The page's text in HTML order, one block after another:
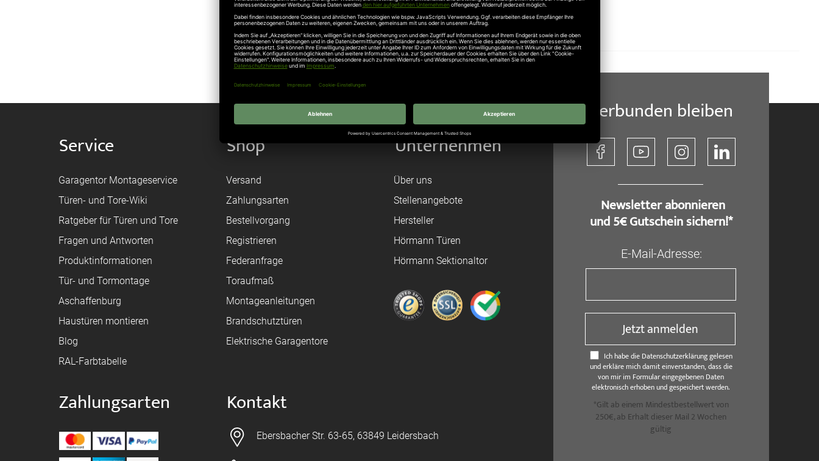
Teckentrup Sektionaltor Aktion
Service
Garagentor Montageservice
Türen- und Tore-Wiki
Ratgeber für Türen und Tore
Fragen und Antworten
Produktinformationen
Tür- und Tormontage
Aschaffenburg
Haustüren montieren
Blog
RAL-Farbtabelle
Shop
Versand
Zahlungsarten
Bestellvorgang
Registrieren
Federanfrage
Toraufmaß
Montageanleitungen
Brandschutztüren
Elektrische Garagentore
Unternehmen
Über uns
Stellenangebote
Hersteller
Hörmann Türen
Hörmann Sektionaltor
Zahlungsarten Kontakt
Ebersbacher Str. 63-65, 63849 Leidersbach
Verbunden bleiben
​ Newsletter abonnieren
und 5€ Gutschein sichern!*
E-Mail-Adresse:
Jetzt anmelden
Ich habe die Datenschutzerklärung gelesen
und erkläre mich damit einverstanden, dass die
von mir im Formular eingegebenen Daten
elektronisch erhoben und gespeichert werden.
*Gilt ab einem Mindestbestellwert von
250€, ab Erhalt dieser Mail 2 Wochen
gültig